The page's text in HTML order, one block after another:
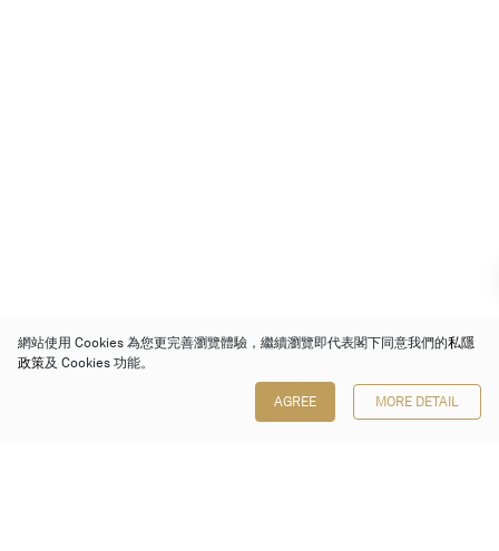
網站使用 Cookies 為您更完善瀏覽體驗，繼續瀏覽即代表閣下同意我們的私隱
政策及 Cookies 功能。
AGREE MORE DETAIL